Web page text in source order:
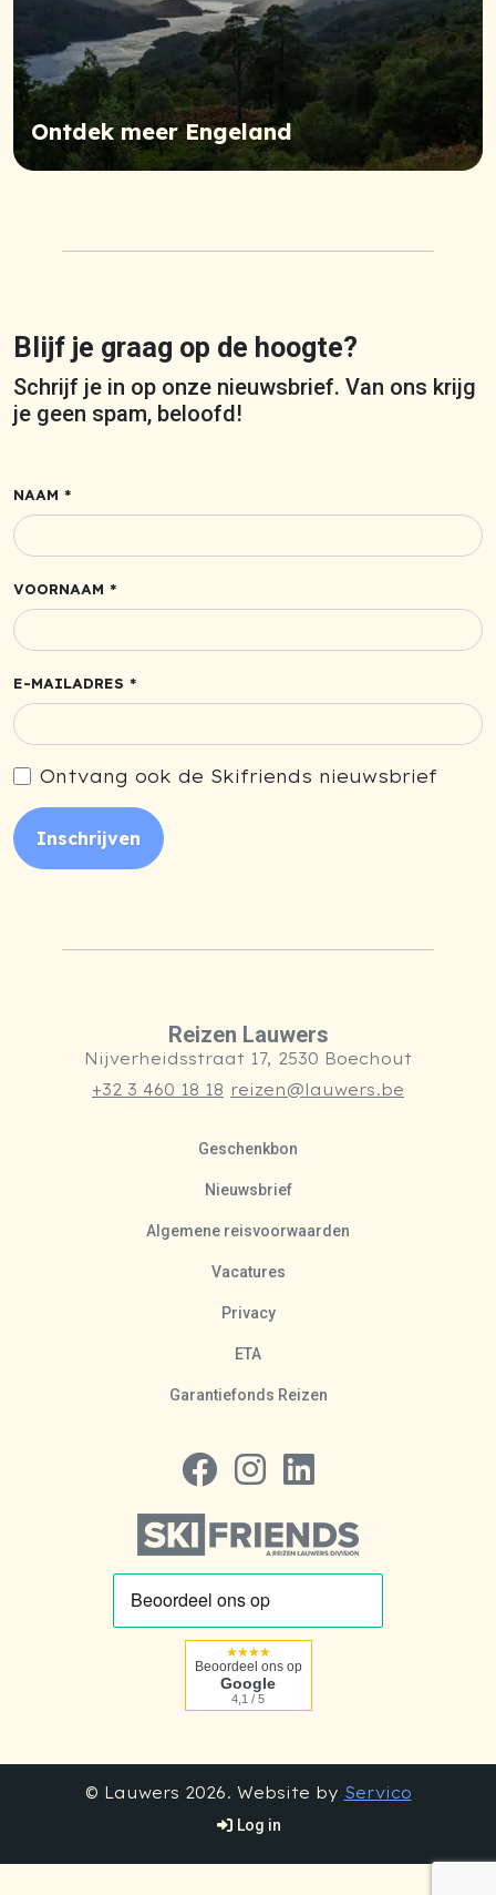
Ontdek meer Engeland
Blijf je graag op de hoogte?
Schrijf je in op onze nieuwsbrief. Van ons krijg
je geen spam, beloofd!
NAAM *
VOORNAAM *
E-MAILADRES *
Ontvang ook de Skifriends nieuwsbrief
Inschrijven
Reizen Lauwers
Nijverheidsstraat 17, 2530 Boechout
+32 3 460 18 18 reizen@lauwers.be
Geschenkbon
Nieuwsbrief
Algemene reisvoorwaarden
Vacatures
Privacy
ETA
Garantiefonds Reizen
Volg ons op Facebook
Volg ons op Instagram
Volg ons op LinkedIn
★★★★
Beoordeel ons op
Google
4,1 / 5
© Lauwers 2026. Website by Servico
Log in